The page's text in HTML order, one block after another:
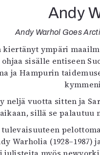
Tanssi
Tanssi
Sarjakuva
Pääkirjoitus
Paperilehdestä
Oulu2026
Näyttelyt
Musiikki
Levyt
Kirjat
In English
Andy
Andy Warhol Goes
ympäri
sisälle entiseen
ja Hampurin
neljä vuotta sitten ja
sillä se
Warholia